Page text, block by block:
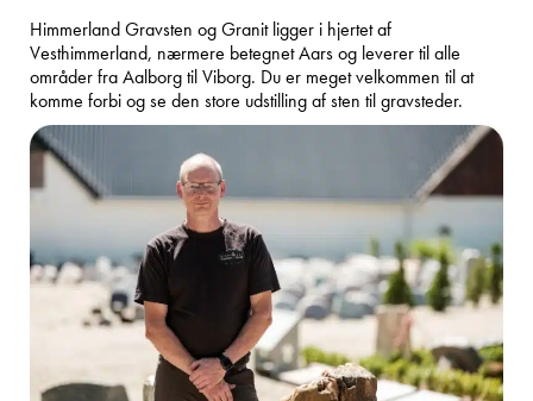
Himmerland Gravsten og Granit ligger i hjertet af
Vesthimmerland, nærmere betegnet Aars og leverer til alle
områder fra Aalborg til Viborg. Du er meget velkommen til at
komme forbi og se den store udstilling af sten til gravsteder.